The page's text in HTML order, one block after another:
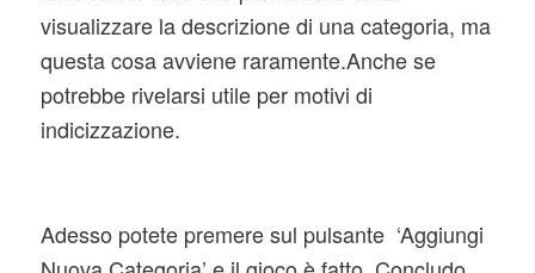
visualizzare la descrizione di una categoria, ma
questa cosa avviene raramente.Anche se
potrebbe rivelarsi utile per motivi di
indicizzazione.
Adesso potete premere sul pulsante ‘Aggiungi